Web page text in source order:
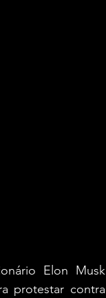
Elon Musk
protestar contra